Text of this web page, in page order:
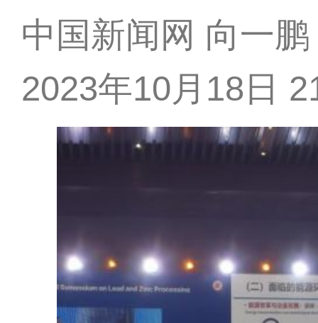
中国新闻网 向一鹏
2023年10月18日